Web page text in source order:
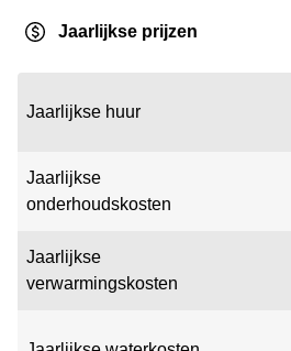
Jaarlijkse prijzen
Jaarlijkse huur
Jaarlijkse
onderhoudskosten
Jaarlijkse
verwarmingskosten